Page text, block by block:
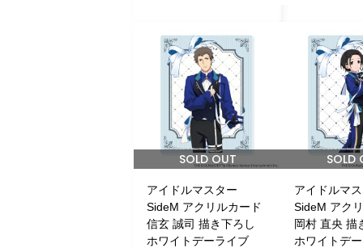
SOLD OUT
アイドルマスター
SideM アクリルカード
信玄 誠司 描き下ろし
ホワイトデーライブ
SOLD
アイドルマ
SideM アク
岡村 直央 描
ホワイトデ